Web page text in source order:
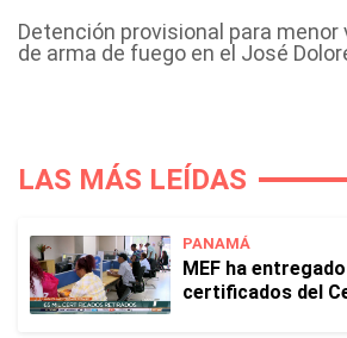
Detención provisional para menor
de arma de fuego en el José
LAS MÁS LEÍDAS
PANAMÁ
MEF ha
certificados del